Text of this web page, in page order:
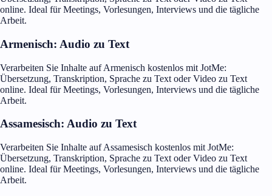
online. Ideal für Meetings, Vorlesungen, Interviews und die tägliche
Arbeit.
Armenisch: Audio zu Text
Verarbeiten Sie Inhalte auf Armenisch kostenlos mit JotMe:
Übersetzung, Transkription, Sprache zu Text oder Video zu Text
online. Ideal für Meetings, Vorlesungen, Interviews und die tägliche
Arbeit.
Assamesisch: Audio zu Text
Verarbeiten Sie Inhalte auf Assamesisch kostenlos mit JotMe:
Übersetzung, Transkription, Sprache zu Text oder Video zu Text
online. Ideal für Meetings, Vorlesungen, Interviews und die tägliche
Arbeit.